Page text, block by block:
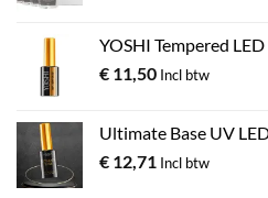
YOSHI Tempered
€ 11,50 Incl btw
Ultimate Base UV
€ 12,71 Incl btw